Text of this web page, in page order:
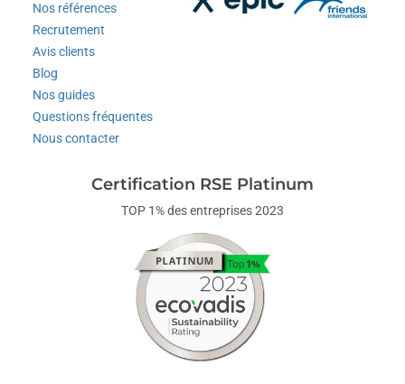
Nos références
Recrutement
Avis clients
Blog
Nos guides
Questions fréquentes
Nous contacter
Certification RSE Platinum
TOP 1% des entreprises 2023